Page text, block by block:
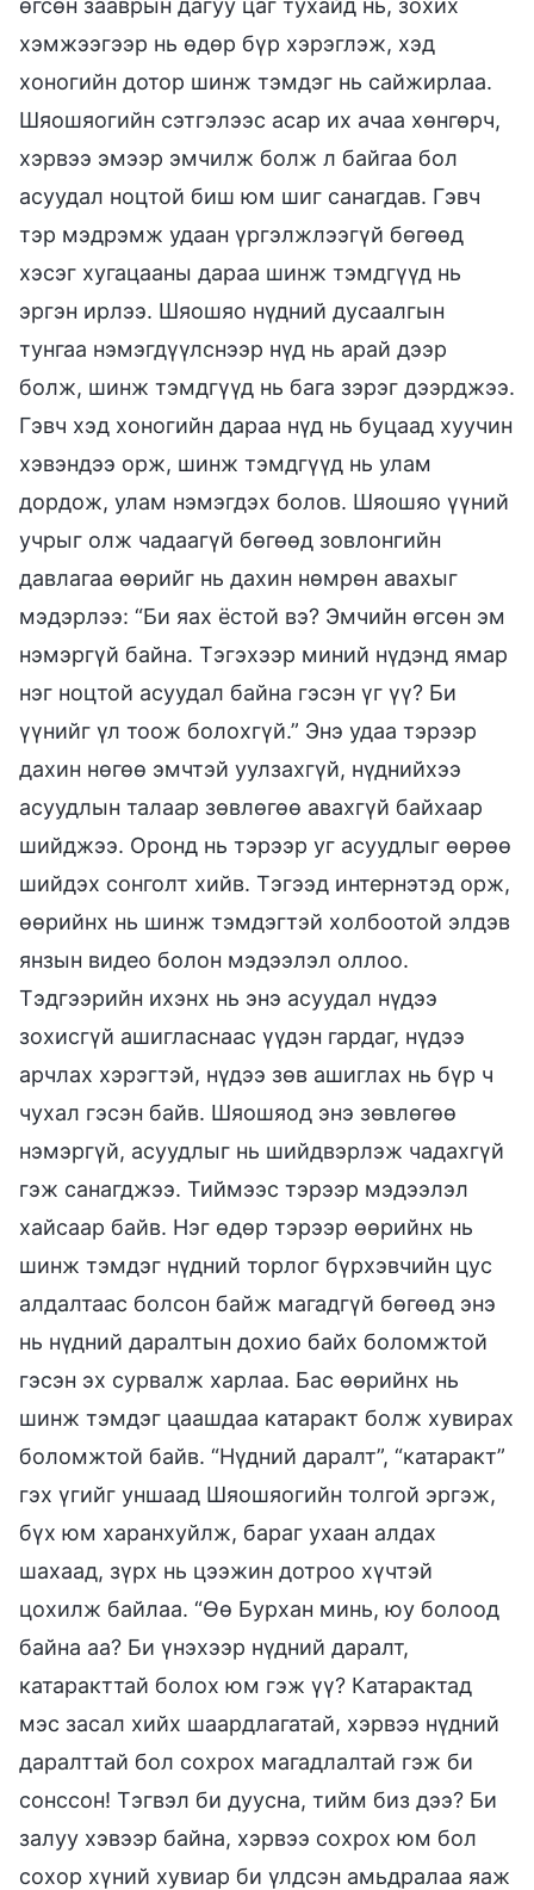
хэмжээгээр нь өдөр бүр хэрэглэж, хэд
хоногийн дотор шинж тэмдэг нь сайжирлаа.
Шяошяогийн сэтгэлээс асар их ачаа хөнгөрч,
хэрвээ эмээр эмчилж болж л байгаа бол
асуудал ноцтой биш юм шиг санагдав. Гэвч
тэр мэдрэмж удаан үргэлжлээгүй бөгөөд
хэсэг хугацааны дараа шинж тэмдгүүд нь
эргэн ирлээ. Шяошяо нүдний дусаалгын
тунгаа нэмэгдүүлснээр нүд нь арай дээр
болж, шинж тэмдгүүд нь бага зэрэг дээрджээ.
Гэвч хэд хоногийн дараа нүд нь буцаад хуучин
хэвэндээ орж, шинж тэмдгүүд нь улам
дордож, улам нэмэгдэх болов. Шяошяо үүний
учрыг олж чадаагүй бөгөөд зовлонгийн
давлагаа өөрийг нь дахин нөмрөн авахыг
мэдэрлээ: “Би яах ёстой вэ? Эмчийн өгсөн эм
нэмэргүй байна. Тэгэхээр миний нүдэнд ямар
нэг ноцтой асуудал байна гэсэн үг үү? Би
үүнийг үл тоож болохгүй.” Энэ удаа тэрээр
дахин нөгөө эмчтэй уулзахгүй, нүднийхээ
асуудлын талаар зөвлөгөө авахгүй байхаар
шийджээ. Оронд нь тэрээр уг асуудлыг өөрөө
шийдэх сонголт хийв. Тэгээд интернэтэд орж,
өөрийнх нь шинж тэмдэгтэй холбоотой элдэв
янзын видео болон мэдээлэл оллоо.
Тэдгээрийн ихэнх нь энэ асуудал нүдээ
зохисгүй ашигласнаас үүдэн гардаг, нүдээ
арчлах хэрэгтэй, нүдээ зөв ашиглах нь бүр ч
чухал гэсэн байв. Шяошяод энэ зөвлөгөө
нэмэргүй, асуудлыг нь шийдвэрлэж чадахгүй
гэж санагджээ. Тиймээс тэрээр мэдээлэл
хайсаар байв. Нэг өдөр тэрээр өөрийнх нь
шинж тэмдэг нүдний торлог бүрхэвчийн цус
алдалтаас болсон байж магадгүй бөгөөд энэ
нь нүдний даралтын дохио байх боломжтой
гэсэн эх сурвалж харлаа. Бас өөрийнх нь
шинж тэмдэг цаашдаа катаракт болж хувирах
боломжтой байв. “Нүдний даралт”, “катаракт”
гэх үгийг уншаад Шяошяогийн толгой эргэж,
бүх юм харанхуйлж, бараг ухаан алдах
шахаад, зүрх нь цээжин дотроо хүчтэй
цохилж байлаа. “Өө Бурхан минь, юу болоод
байна аа? Би үнэхээр нүдний даралт,
катаракттай болох юм гэж үү? Катарактад
мэс засал хийх шаардлагатай, хэрвээ нүдний
даралттай бол сохрох магадлалтай гэж би
сонссон! Тэгвэл би дуусна, тийм биз дээ? Би
залуу хэвээр байна, хэрвээ сохрох юм бол
сохор хүний хувиар би үлдсэн амьдралаа яаж